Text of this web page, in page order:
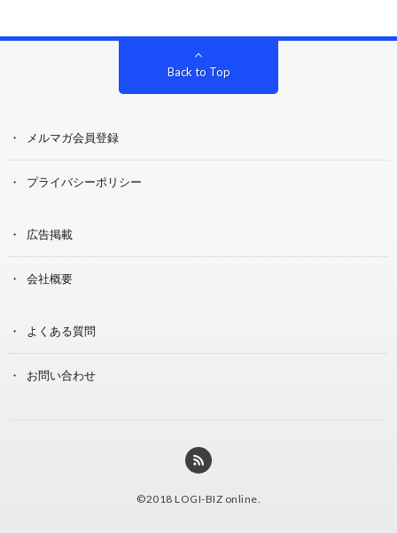
Back to Top
メルマガ会員登録
プライバシーポリシー
広告掲載
会社概要
よくある質問
お問い合わせ
©2018 LOGI-BIZ online